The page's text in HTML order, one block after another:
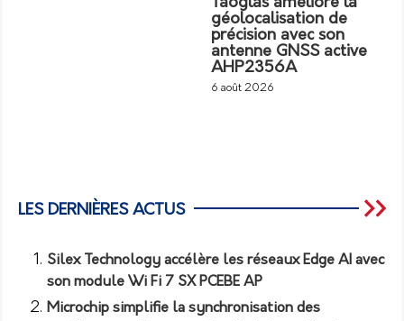
géolocalisation de
précision avec son
antenne GNSS active
AHP2356A
6 août 2026
LES DERNIÈRES ACTUS
Silex Technology accélère les réseaux Edge AI avec
son module Wi Fi 7 SX PCEBE AP
Microchip simplifie la synchronisation des